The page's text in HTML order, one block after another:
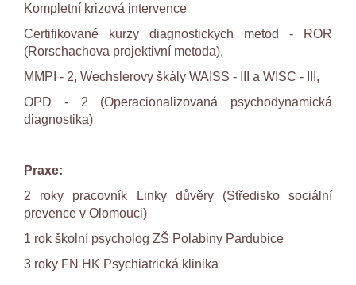
Kompletní krizová intervence
Certifikované kurzy diagnostickych metod - ROR
(Rorschachova projektivní metoda),
MMPI - 2, Wechslerovy škály WAISS - III a WISC - III,
OPD - 2 (Operacionalizovaná psychodynamická
diagnostika)
Praxe:
2 roky pracovník Linky důvěry (Středisko sociální
prevence v Olomouci)
1 rok školní psycholog ZŠ Polabiny Pardubice
3 roky FN HK Psychiatrická klinika